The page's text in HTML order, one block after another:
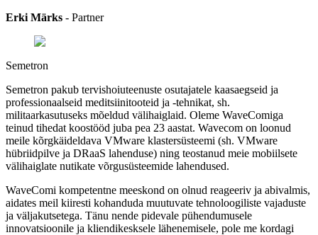
Erki Märks - Partner
Semetron
Semetron pakub tervishoiuteenuste osutajatele kaasaegseid ja
professionaalseid meditsiinitooteid ja -tehnikat, sh.
militaarkasutuseks mõeldud välihaiglaid. Oleme WaveComiga
teinud tihedat koostööd juba pea 23 aastat. Wavecom on loonud
meile kõrgkäideldava VMware klastersüsteemi (sh. VMware
hübriidpilve ja DRaaS lahenduse) ning teostanud meie mobiilsete
välihaiglate nutikate võrgusüsteemide lahendused.
WaveComi kompetentne meeskond on olnud reageeriv ja abivalmis,
aidates meil kiiresti kohanduda muutuvate tehnoloogiliste vajaduste
ja väljakutsetega. Tänu nende pidevale pühendumusele
innovatsioonile ja kliendikesksele lähenemisele, pole me kordagi